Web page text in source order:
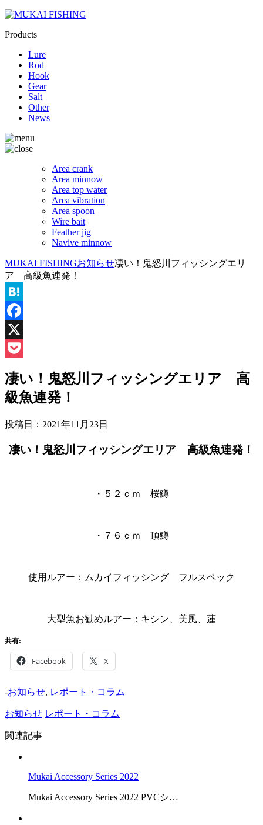
Products
Lure
Rod
Hook
Gear
Salt
Other
News
Area crank
Area minnow
Area top water
Area vibration
Area spoon
Wire bait
Feather jig
Navive minnow
MUKAI FISHINGお知らせ凄い！鬼怒川フィッシングエリ
ア 高級魚連発！
Hatena
Facebook
X
凄い！鬼怒川フィッシングエリア 高
級魚連発！
投稿日： 2021年11月23日
凄い！鬼怒川フィッシングエリア 高級魚連発！
・５２ｃｍ 桜鱒
・７６ｃｍ 頂鱒
使用ルアー：ムカイフィッシング フルスペック
大型魚お勧めルアー：キシン、美風、蓮
共有:
Facebook X
-お知らせ, レポート・コラム
お知らせ レポート・コラム
関連記事
Mukai Accessory Series 2022
Mukai Accessory Series 2022 PVCシ…